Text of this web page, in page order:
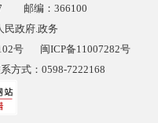
邮编：366100
民政府.政务
号
闽ICP备11007282号
方式：0598-7222168